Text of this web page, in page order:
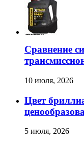
Сравнение
10 июля, 2026
Цвет
5 июля, 2026